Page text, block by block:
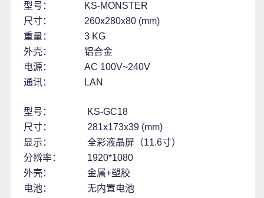
型号：
KS-MONSTER
尺寸：
260x280x80 (mm)
重量：
3 KG
外壳：
铝合金
电源：
AC 100V~240V
通讯：
LAN
型号：
KS-GC18
尺寸：
281x173x39 (mm)
显示：
全彩液晶屏（11.6寸）
分辨率：
1920*1080
外壳：
金属+塑胶
电池：
无内置电池